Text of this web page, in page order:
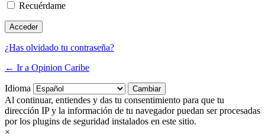
Recuérdame
¿Has olvidado tu contraseña?
← Ir a Opinion Caribe
Idioma
Al continuar, entiendes y das tu consentimiento para que tu
dirección IP y la información de tu navegador puedan ser procesadas
por los plugins de seguridad instalados en este sitio.
×